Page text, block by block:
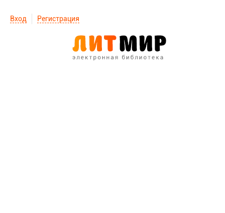
Вход Регистрация